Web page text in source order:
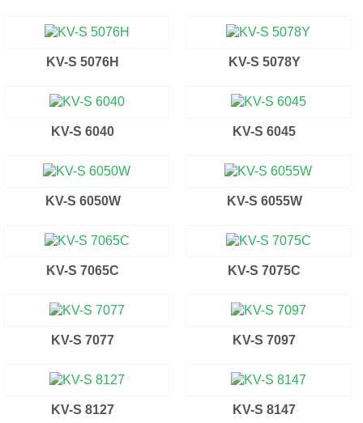
KV-S 5076H KV-S 5078Y
KV-S 6040 KV-S 6045
KV-S 6050W KV-S 6055W
KV-S 7065C KV-S 7075C
KV-S 7077 KV-S 7097
KV-S 8127 KV-S 8147